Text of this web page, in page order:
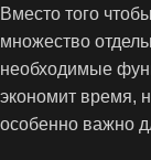
Вместо того
множество
необходимые
экономит время,
особенно важно